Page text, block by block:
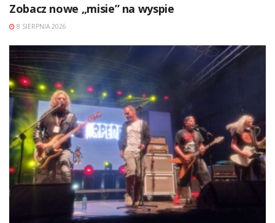
Zobacz nowe „misie” na wyspie
8 SIERPNIA 2026